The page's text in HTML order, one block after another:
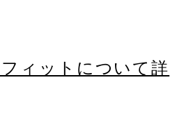
ィットについて詳